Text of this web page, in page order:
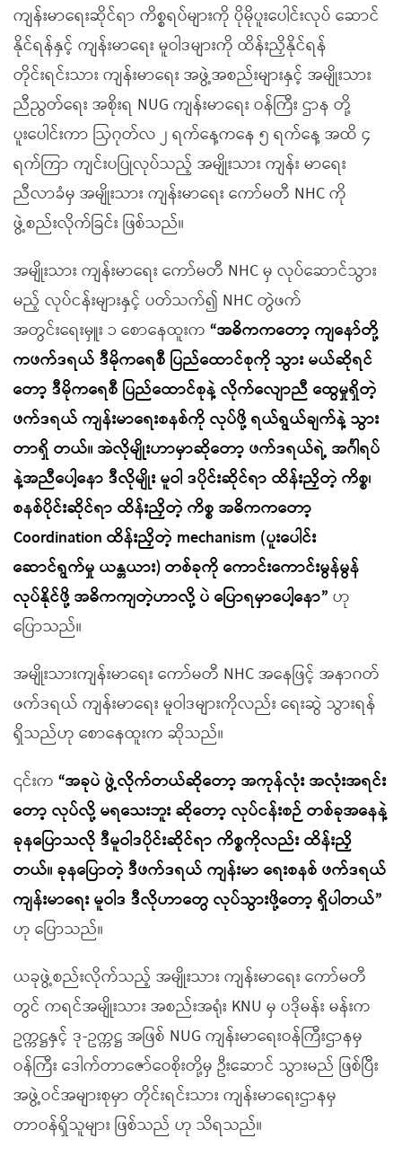
ကျန်းမာရေးဆိုင်ရာ ကိစ္စရပ်များကို ပိုမိုပူးပေါင်းလုပ် ဆောင်
နိုင်ရန်နှင့် ကျန်းမာရေး မူဝါဒများကို ထိန်းညှိနိုင်ရန်
တိုင်းရင်းသား ကျန်းမာရေး အဖွဲ့အစည်းများနှင့် အမျိုးသား
ညီညွတ်ရေး အစိုးရ NUG ကျန်းမာရေး ဝန်ကြီး ဌာန တို့
ပူးပေါင်းကာ ဩဂုတ်လ ၂ ရက်နေ့ကနေ ၅ ရက်နေ့ အထိ ၄
ရက်ကြာ ကျင်းပပြုလုပ်သည့် အမျိုးသား ကျန်း မာရေး
ညီလာခံမှ အမျိုးသား ကျန်းမာရေး ကော်မတီ NHC ကို
ဖွဲ့စည်းလိုက်ခြင်း ဖြစ်သည်။
အမျိုးသား ကျန်းမာရေး ကော်မတီ NHC မှ လုပ်ဆောင်သွား
မည့် လုပ်ငန်းများနှင့် ပတ်သက်၍ NHC တွဲဖက်
အတွင်းရေးမှူး ၁ စောနေထူးက “အဓိကကတော့ ကျနော်တို့
ကဖက်ဒရယ် ဒီမိုကရေစီ ပြည်ထောင်စုကို သွား မယ်ဆိုရင်
တော့ ဒီမိုကရေစီ ပြည်ထောင်စုနဲ့ လိုက်လျောညီ ထွေမှုရှိတဲ့
ဖက်ဒရယ် ကျန်းမာရေးစနစ်ကို လုပ်ဖို့ ရယ်ရွယ်ချက်နဲ့ သွား
တာရှိ တယ်။ အဲလိုမျိုးဟာမှာဆိုတော့ ဖက်ဒရယ်ရဲ့ အင်္ဂါရပ်
နဲ့အညီပေါ့နော ဒီလိုမျိုး မူဝါ ဒပိုင်းဆိုင်ရာ ထိန်းညှိတဲ့ ကိစ္စ၊
စနစ်ပိုင်းဆိုင်ရာ ထိန်းညှိတဲ့ ကိစ္စ အဓိကကတော့
Coordination ထိန်းညှိတဲ့ mechanism (ပူးပေါင်း
ဆောင်ရွက်မှု ယန္တယား) တစ်ခုကို ကောင်းကောင်းမွန်မွန်
လုပ်နိုင်ဖို့ အဓိကကျတဲ့ဟာလို့ ပဲ ပြောရမှာပေါ့နော” ဟု
ပြောသည်။
အမျိုးသားကျန်းမာရေး ကော်မတီ NHC အနေဖြင့် အနာဂတ်
ဖက်ဒရယ် ကျန်းမာရေး မူဝါဒများကိုလည်း ရေးဆွဲ သွားရန်
ရှိသည်ဟု စောနေထူးက ဆိုသည်။
၎င်းက “အခုပဲ ဖွဲ့လိုက်တယ်ဆိုတော့ အကုန်လုံး အလုံးအရင်း
တော့ လုပ်လို့ မရသေးဘူး ဆိုတော့ လုပ်ငန်းစဉ် တစ်ခုအနေနဲ့
ခုနပြောသလို ဒီမူဝါဒပိုင်းဆိုင်ရာ ကိစ္စကိုလည်း ထိန်းညှိ
တယ်။ ခုနပြောတဲ့ ဒီဖက်ဒရယ် ကျန်းမာ ရေးစနစ် ဖက်ဒရယ်
ကျန်းမာရေး မူဝါဒ ဒီလိုဟာတွေ လုပ်သွားဖို့တော့ ရှိပါတယ်”
ဟု ပြောသည်။
ယခုဖွဲ့စည်းလိုက်သည့် အမျိုးသား ကျန်းမာရေး ကော်မတီ
တွင် ကရင်အမျိုးသား အစည်းအရုံး KNU မှ ပဒိုမန်း မန်းက
ဥက္ကဋ္ဌနှင့် ဒု-ဥက္ကဋ္ဌ အဖြစ် NUG ကျန်းမာရေးဝန်ကြီးဌာနမှ
ဝန်ကြီး ဒေါက်တာဇော်ဝေစိုးတို့မှ ဦးဆောင် သွားမည် ဖြစ်ပြီး
အဖွဲ့ဝင်အများစုမှာ တိုင်းရင်းသား ကျန်းမာရေးဌာနမှ
တာဝန်ရှိသူများ ဖြစ်သည် ဟု သိရသည်။